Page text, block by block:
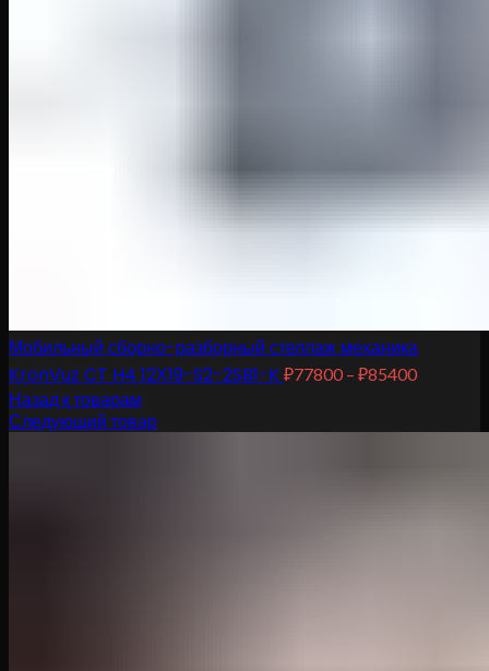
Мобильный сборно-разборный стеллаж механика
KronVuz CT H4 12Х19-S2-2SB1-K ₽77800 – ₽85400
Назад к товарам
Следующий товар